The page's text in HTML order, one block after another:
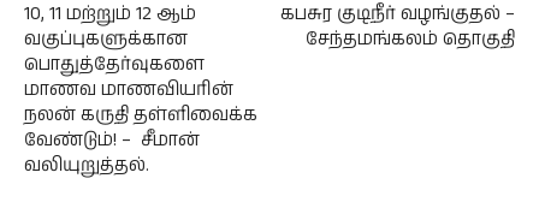
10, 11 மற்றும் 12 ஆம்
வகுப்புகளுக்கான
பொதுத்தேர்வுகளை
மாணவ மாணவியரின்
நலன் கருதி தள்ளிவைக்க
வேண்டும்! – சீமான்
வலியுறுத்தல்.
கபசுர குடிநீர் வழங்குதல் –
சேந்தமங்கலம் தொகுதி